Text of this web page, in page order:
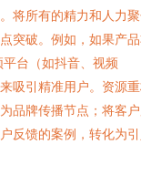
将所有的精力和人力
突破。例如，如果产
台（如抖音、视频
吸引精准用户。资源
品牌传播节点；将客
反馈的案例，转化为